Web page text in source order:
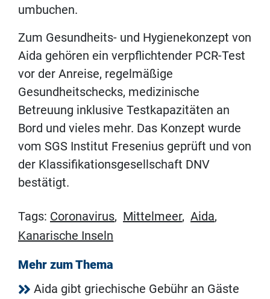
umbuchen.
Zum Gesundheits- und Hygienekonzept von
Aida gehören ein verpflichtender PCR-Test
vor der Anreise, regelmäßige
Gesundheitschecks, medizinische
Betreuung inklusive Testkapazitäten an
Bord und vieles mehr. Das Konzept wurde
vom SGS Institut Fresenius geprüft und von
der Klassifikationsgesellschaft DNV
bestätigt.
Tags: Coronavirus, Mittelmeer, Aida,
Kanarische Inseln
Mehr zum Thema
Aida gibt griechische Gebühr an Gäste